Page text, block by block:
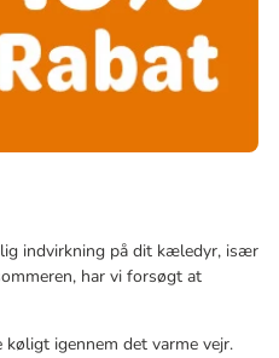
indvirkning på dit kæledyr, især
har vi forsøgt at
igennem det varme vejr.